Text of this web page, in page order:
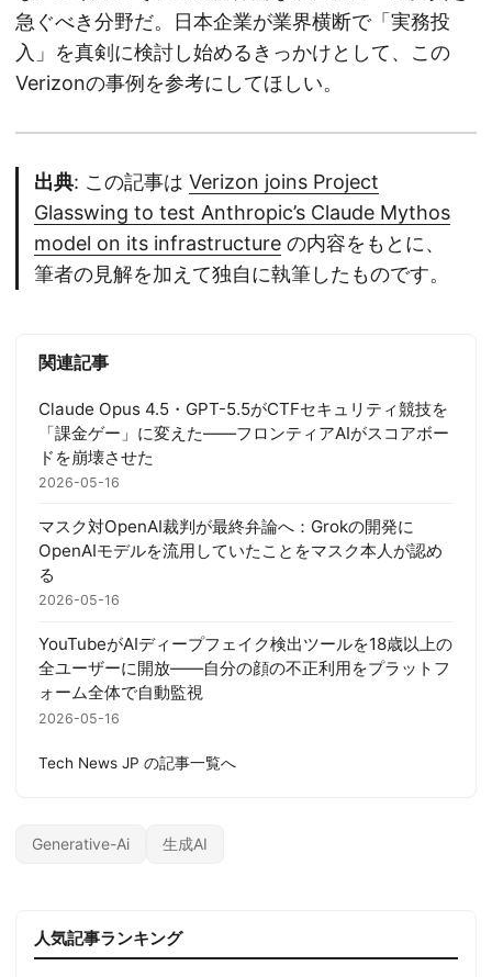
急ぐべき分野だ。日本企業が業界横断で「実務投
入」を真剣に検討し始めるきっかけとして、この
Verizonの事例を参考にしてほしい。
出典: この記事は Verizon joins Project
Glasswing to test Anthropic’s Claude Mythos
model on its infrastructure の内容をもとに、
筆者の見解を加えて独自に執筆したものです。
関連記事
Claude Opus 4.5・GPT-5.5がCTFセキュリティ競技を
「課金ゲー」に変えた——フロンティアAIがスコアボー
ドを崩壊させた
2026-05-16
マスク対OpenAI裁判が最終弁論へ：Grokの開発に
OpenAIモデルを流用していたことをマスク本人が認め
る
2026-05-16
YouTubeがAIディープフェイク検出ツールを18歳以上の
全ユーザーに開放——自分の顔の不正利用をプラットフ
ォーム全体で自動監視
2026-05-16
Tech News JP の記事一覧へ
Generative-Ai 生成AI
人気記事ランキング